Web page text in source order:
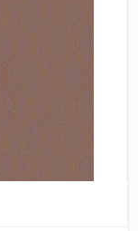
Kerama Marazzi
Marburg